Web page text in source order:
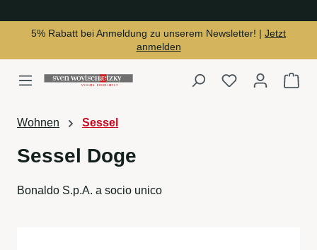
5% Rabatt bei Anmeldung zu unserem Newsletter! | Jetzt
anmelden
Du hast 0
Wohnen Sessel
Sessel Doge
Bonaldo S.p.A. a socio unico